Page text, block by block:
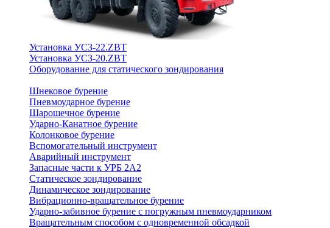
Установка УСЗ-22.ZBT
Установка УСЗ-20.ZBT
Оборудование для статического зондирования
Шнековое бурение
Пневмоударное бурение
Шарошечное бурение
Ударно-Канатное бурение
Колонковое бурение
Вспомогательный инструмент
Аварийный инструмент
Запасные части к УРБ 2А2
Статическое зондирование
Динамическое зондирование
Вибрационно-вращательное бурение
Ударно-забивное бурение с погружным пневмоударником
Вращательным способом с одновременной обсадкой